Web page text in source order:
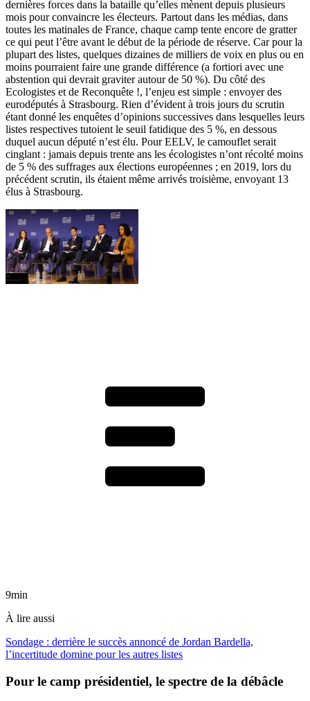
dernières forces dans la bataille qu’elles mènent depuis plusieurs
mois pour convaincre les électeurs. Partout dans les médias, dans
toutes les matinales de France, chaque camp tente encore de gratter
ce qui peut l’être avant le début de la période de réserve. Car pour la
plupart des listes, quelques dizaines de milliers de voix en plus ou en
moins pourraient faire une grande différence (a fortiori avec une
abstention qui devrait graviter autour de 50 %). Du côté des
Ecologistes et de Reconquête !, l’enjeu est simple : envoyer des
eurodéputés à Strasbourg. Rien d’évident à trois jours du scrutin
étant donné les enquêtes d’opinions successives dans lesquelles leurs
listes respectives tutoient le seuil fatidique des 5 %, en dessous
duquel aucun député n’est élu. Pour EELV, le camouflet serait
cinglant : jamais depuis trente ans les écologistes n’ont récolté moins
de 5 % des suffrages aux élections européennes ; en 2019, lors du
précédent scrutin, ils étaient même arrivés troisième, envoyant 13
élus à Strasbourg.
9min
À lire aussi
Sondage : derrière le succès annoncé de Jordan Bardella,
l’incertitude domine pour les autres listes
Pour le camp présidentiel, le spectre de la débâcle